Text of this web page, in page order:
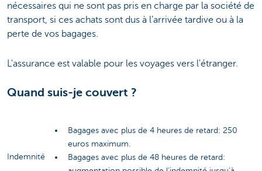
nécessaires qui ne sont pas pris en charge par la société de
transport, si ces achats sont dus à l’arrivée tardive ou à la
perte de vos bagages.
L'assurance est valable pour les voyages vers l'étranger.
Quand suis-je couvert ?
Indemnité
Bagages avec plus de 4 heures de retard: 250
euros maximum.
Bagages avec plus de 48 heures de retard: